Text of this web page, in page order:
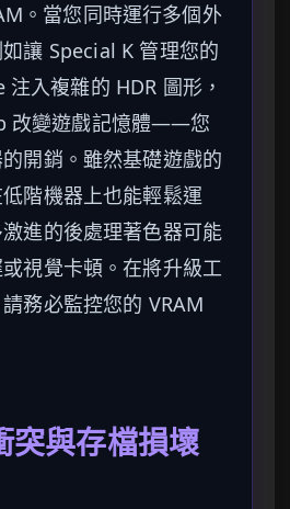
。當您同時運行多個外
讓 Special K 管理您的
注入複雜的 HDR 圖形，
改變遊戲記憶體——您
開銷。雖然基礎遊戲的
階機器上也能輕鬆運
進的後處理著色器可能
視覺卡頓。在將升級工
務必監控您的 VRAM
突與存檔損壞